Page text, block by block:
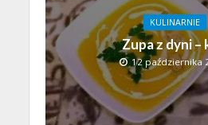
KULINARNIE
Zupa z dyni –
12 października